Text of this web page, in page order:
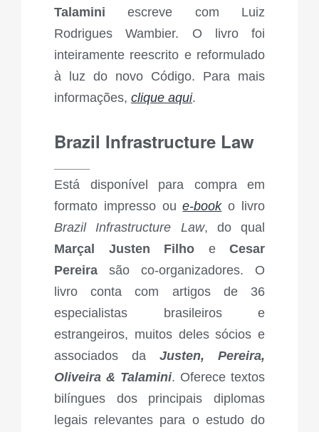
Talaminiescreve com Luiz
Rodrigues Wambier. O livro foi
inteiramente reescrito e reformulado
à luz do novo Código. Para mais
informações, clique aqui.
Brazil Infrastructure Law
Está disponível para compra em
formato impresso oue-booko livro
Brazil Infrastructure Law, do qual
Marçal Justen Filho e Cesar
Pereira são co-organizadores. O
livro conta com artigos de 36
especialistas brasileiros e
estrangeiros, muitos deles sócios e
associados da Justen, Pereira,
Oliveira & Talamini. Oferece textos
bilíngues dos principais diplomas
legais relevantes para o estudo do